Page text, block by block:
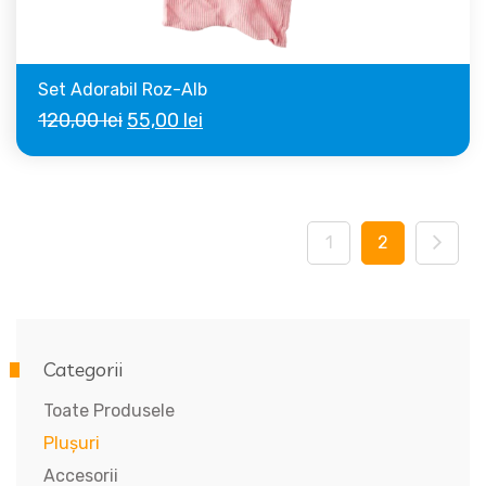
Set Adorabil Roz-Alb
120,00lei Prețul
inițial
55,00 lei
curent
1 2
Categorii
Toate Produsele
Plușuri
Accesorii